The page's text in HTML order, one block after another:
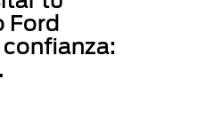
Ford
confianza: